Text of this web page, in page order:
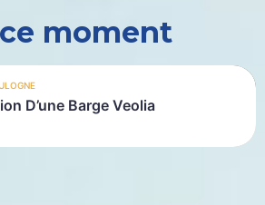
moment
D’une Barge Veolia